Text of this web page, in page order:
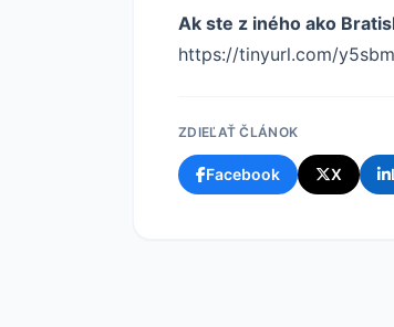
Ak ste z iného ako
https://tinyurl.com/
ZDIEĽAŤ ČLÁNOK
Facebook X